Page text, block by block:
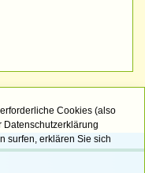
Cookies (also
Datenschutzerklärung
surfen, erklären Sie sich